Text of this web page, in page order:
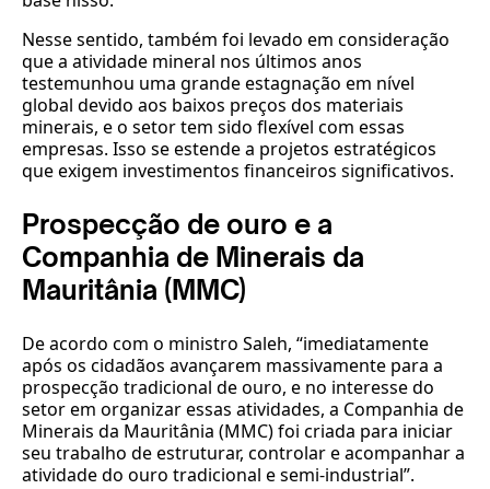
Nesse sentido, também foi levado em consideração
que a atividade mineral nos últimos anos
testemunhou uma grande estagnação em nível
global devido aos baixos preços dos materiais
minerais, e o setor tem sido flexível com essas
empresas. Isso se estende a projetos estratégicos
que exigem investimentos financeiros significativos.
Prospecção de ouro e a
Companhia de Minerais da
Mauritânia (MMC)
De acordo com o ministro Saleh, “imediatamente
após os cidadãos avançarem massivamente para a
prospecção tradicional de ouro, e no interesse do
setor em organizar essas atividades, a Companhia de
Minerais da Mauritânia (MMC) foi criada para iniciar
seu trabalho de estruturar, controlar e acompanhar a
atividade do ouro tradicional e semi-industrial”.